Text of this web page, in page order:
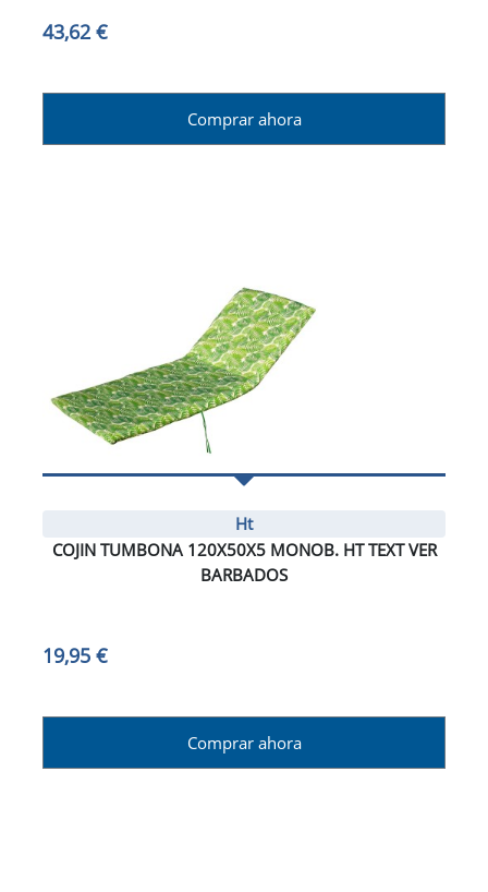
43,62 €
Comprar ahora
Ht
COJIN TUMBONA 120X50X5 MONOB. HT TEXT VER
BARBADOS
19,95 €
Comprar ahora